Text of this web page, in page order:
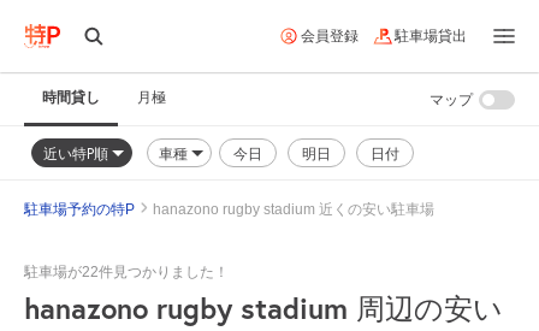
会員登録 駐車場貸出
時間貸し 月極
近い特P順 車種 今日 明日 日付
マップ
駐車場予約の特P hanazono rugby stadium 近くの安い駐車場
駐車場が22件見つかりました！
hanazono rugby stadium 周辺の安い